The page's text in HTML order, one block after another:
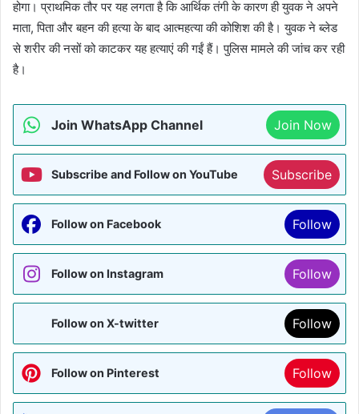
होगा। प्राथमिक तौर पर यह लगता है कि आर्थिक तंगी के कारण ही युवक ने अपने
माता, पिता और बहन की हत्या के बाद आत्महत्या की कोशिश की है। युवक ने ब्लेड
से शरीर की नसों को काटकर यह हत्याएं की गईं हैं। पुलिस मामले की जांच कर रही
है।
Join WhatsApp Channel Join Now
Subscribe and Follow on YouTube Subscribe
Follow on Facebook Follow
Follow on Instagram Follow
Follow on X-twitter Follow
Follow on Pinterest Follow